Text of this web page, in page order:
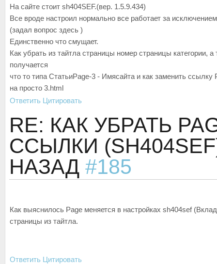
На сайте стоит sh404SEF.(вер. 1.5.9.434)
Все вроде настроил нормально все работает за
(задал вопрос здесь )
Единственно что смущает.
Как убрать из тайтла страницы номер страницы категории, а
получается
что то типа СтатьиPage-3 - Имясайта и как заменить ссылку
на просто 3.html
Ответить Цитировать
RE: КАК УБРАТЬ
ССЫЛКИ
НАЗАД #185
Как выяснилось Page меняется в настройках sh404sef
страницы из тайтла.
Ответить Цитировать